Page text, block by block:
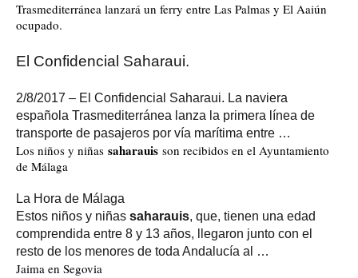
Trasmediterránea lanzará un ferry entre Las Palmas y El Aaiún
ocupado.
El Confidencial Saharaui.
2/8/2017 – El Confidencial Saharaui. La naviera
española Trasmediterránea lanza la primera línea de
transporte de pasajeros por vía marítima entre …
Los niños y niñas saharauis son recibidos en el Ayuntamiento
de Málaga
La Hora de Málaga
Estos niños y niñas saharauis, que, tienen una edad
comprendida entre 8 y 13 años, llegaron junto con el
resto de los menores de toda Andalucía al …
Jaima en Segovia